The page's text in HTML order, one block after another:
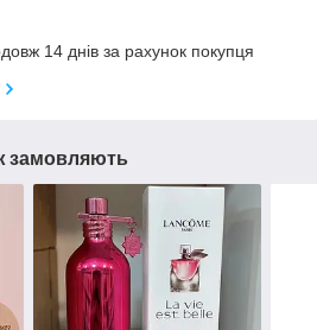
14 днів за рахунок покупця
замовляють